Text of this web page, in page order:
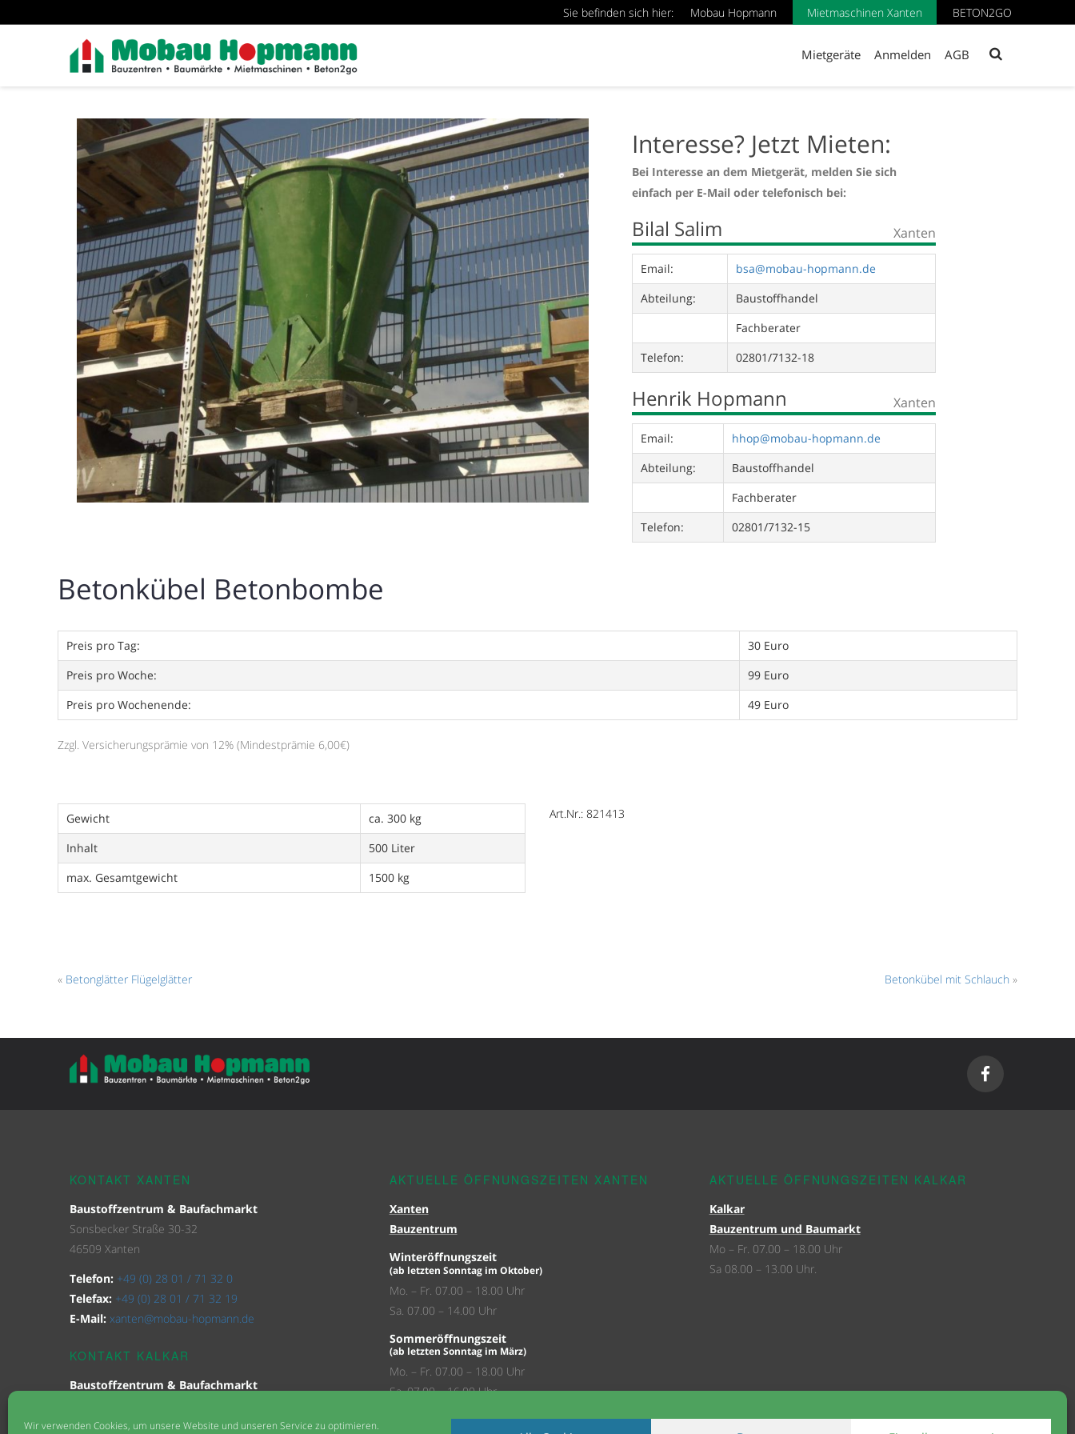
Wir verwenden Cookies, um unsere Website und unseren Service zu optimieren.
Sie befinden sich hier: Mobau Hopmann Mietmaschinen Xanten BETON2GO
Mietgeräte Anmelden AGB
Interesse? Jetzt Mieten:
Bei Interesse an dem Mietgerät, melden Sie sich
einfach per E-Mail oder telefonisch bei:
Bilal Salim Xanten
Email:
bsa@mobau-hopmann.de
Abteilung:
Baustoffhandel
Fachberater
Telefon:
02801/7132-18
Henrik Hopmann Xanten
Email:
hhop@mobau-hopmann.de
Abteilung:
Baustoffhandel
Fachberater
Telefon:
02801/7132-15
Betonkübel Betonbombe
Preis pro Tag:
30 Euro
Preis pro Woche:
99 Euro
Preis pro Wochenende:
49 Euro
Zzgl. Versicherungsprämie von 12% (Mindestprämie 6,00€)
Gewicht
ca. 300 kg
Inhalt
500 Liter
max. Gesamtgewicht
1500 kg
Art.Nr.: 821413
« Betonglätter Flügelglätter Betonkübel mit Schlauch »
KONTAKT XANTEN
Baustoffzentrum & Baufachmarkt
Sonsbecker Straße 30-32
46509 Xanten
Telefon: +49 (0) 28 01 / 71 32 0
Telefax: +49 (0) 28 01 / 71 32 19
E-Mail: xanten@mobau-hopmann.de
KONTAKT KALKAR
Baustoffzentrum & Baufachmarkt
47546 Kalkar
AKTUELLE ÖFFNUNGSZEITEN XANTEN
Xanten
Bauzentrum
Winteröffnungszeit
(ab letzten Sonntag im Oktober)
Mo. – Fr. 07.00 – 18.00 Uhr
Sa. 07.00 – 14.00 Uhr
Sommeröffnungszeit
(ab letzten Sonntag im März)
Mo. – Fr. 07.00 – 18.00 Uhr
Sa. 07.00 – 16.00 Uhr
AKTUELLE ÖFFNUNGSZEITEN KALKAR
Kalkar
Bauzentrum und Baumarkt
Mo – Fr. 07.00 – 18.00 Uhr
Sa 08.00 – 13.00 Uhr.